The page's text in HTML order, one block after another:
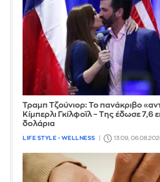
Τραμπ Τζούνιορ: Το πανάκριβο
Κίμπερλι Γκίλφοϊλ – Της έδωσε 7,6
δολάρια
LIFE STYLE - WELLNESS 13:09,